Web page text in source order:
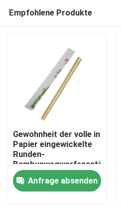
Empfohlene Produkte
Gewohnheit der volle in
Papier eingewickelte
Runden-
19.5cm 4.5mm
Anfrage absenden